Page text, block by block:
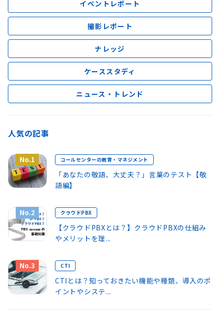
イベントレポート
撮影レポート
ナレッジ
ケーススタディ
ニュース・トレンド
人気の記事
No.1 コールセンターの教育・マネジメント
「あなたの敬語、大丈夫？」言葉のテスト【敬
語編】
No.2 クラウドPBX
【クラウドPBXとは？】クラウドPBXの仕組み
やメリットを理...
No.3 CTI
CTIとは？知っておきたい機能や種類、導入のポ
イントやシステ...